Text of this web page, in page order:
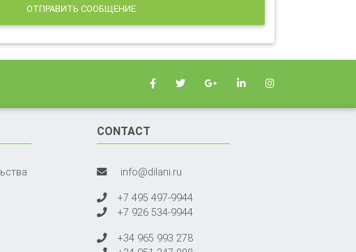
ОТПРАВИТЬ СООБЩЕНИЕ
CONTACT
info@dilani.ru
+7 495 497-9944
+7 926 534-9944
+34 965 993 278